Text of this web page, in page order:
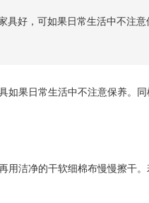
好，可如果日常生活中不注
果日常生活中不注意保养。
洁净的干软细棉布慢慢擦干